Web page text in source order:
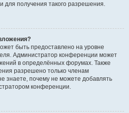
для получения такого разрешения.
быть предоставлено на уровне
Администратор конференции может
в определённых форумах. Также
разрешено только членам
знаете, почему не можете добавлять
конференции.